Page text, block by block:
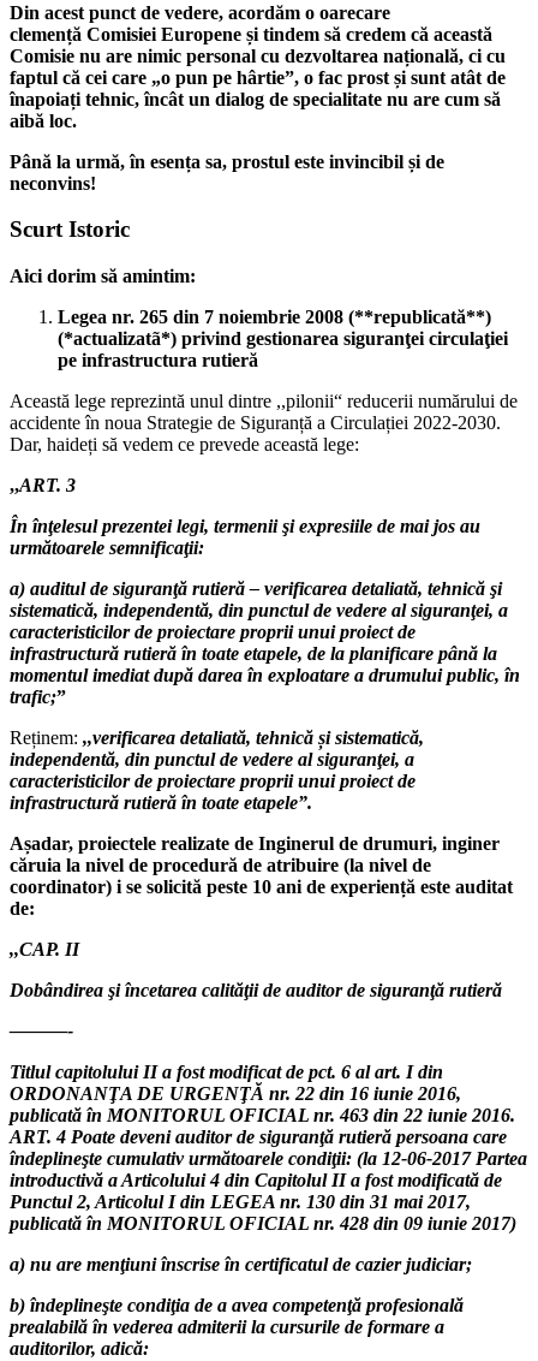
Din acest punct de vedere, acordăm o oarecare
clemență Comisiei Europene și tindem să credem că această
Comisie nu are nimic personal cu dezvoltarea națională, ci cu
faptul că cei care „o pun pe hârtie”, o fac prost și sunt atât de
înapoiați tehnic, încât un dialog de specialitate nu are cum să
aibă loc.
Până la urmă, în esența sa, prostul este invincibil și de
neconvins!
Scurt Istoric
Aici dorim să amintim:
Legea nr. 265 din 7 noiembrie 2008 (**republicată**)
(*actualizatã*) privind gestionarea siguranţei circulaţiei
pe infrastructura rutieră
Această lege reprezintă unul dintre ,,pilonii“ reducerii numărului de
accidente în noua Strategie de Siguranță a Circulației 2022-2030.
Dar, haideți să vedem ce prevede această lege:
,,ART. 3
În înţelesul prezentei legi, termenii şi expresiile de mai jos au
următoarele semnificaţii:
a) auditul de siguranţă rutieră – verificarea detaliată, tehnică şi
sistematică, independentă, din punctul de vedere al siguranţei, a
caracteristicilor de proiectare proprii unui proiect de
infrastructură rutieră în toate etapele, de la planificare până la
momentul imediat după darea în exploatare a drumului public, în
trafic;”
Reținem: ,,verificarea detaliată, tehnică și sistematică,
independentă, din punctul de vedere al siguranţei, a
caracteristicilor de proiectare proprii unui proiect de
infrastructură rutieră în toate etapele”.
Așadar, proiectele realizate de Inginerul de drumuri, inginer
căruia la nivel de procedură de atribuire (la nivel de
coordinator) i se solicită peste 10 ani de experiență este auditat
de:
,,CAP. II
Dobândirea şi încetarea calităţii de auditor de siguranţă rutieră
———-
Titlul capitolului II a fost modificat de pct. 6 al art. I din
ORDONANŢA DE URGENŢĂ nr. 22 din 16 iunie 2016,
publicată în MONITORUL OFICIAL nr. 463 din 22 iunie 2016.
ART. 4 Poate deveni auditor de siguranţă rutieră persoana care
îndeplineşte cumulativ următoarele condiţii: (la 12-06-2017 Partea
introductivă a Articolului 4 din Capitolul II a fost modificată de
Punctul 2, Articolul I din LEGEA nr. 130 din 31 mai 2017,
publicată în MONITORUL OFICIAL nr. 428 din 09 iunie 2017)
a) nu are menţiuni înscrise în certificatul de cazier judiciar;
b) îndeplineşte condiţia de a avea competenţă profesională
prealabilă în vederea admiterii la cursurile de formare a
auditorilor, adică: